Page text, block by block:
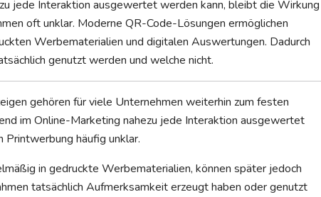
jede Interaktion ausgewertet werden kann, bleibt die Wirkung
oft unklar. Moderne QR-Code-Lösungen ermöglichen
Werbematerialien und digitalen Auswertungen. Dadurch
genutzt werden und welche nicht.
gehören für viele Unternehmen weiterhin zum festen
im Online-Marketing nahezu jede Interaktion ausgewertet
häufig unklar.
in gedruckte Werbematerialien, können später jedoch
tatsächlich Aufmerksamkeit erzeugt haben oder genutzt